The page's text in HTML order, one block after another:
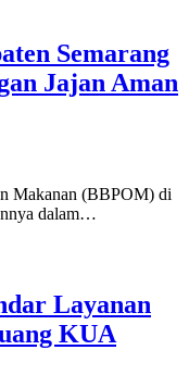
Semarang
Jajan Aman
Makanan (BBPOM) di
dalam…
Layanan
KUA